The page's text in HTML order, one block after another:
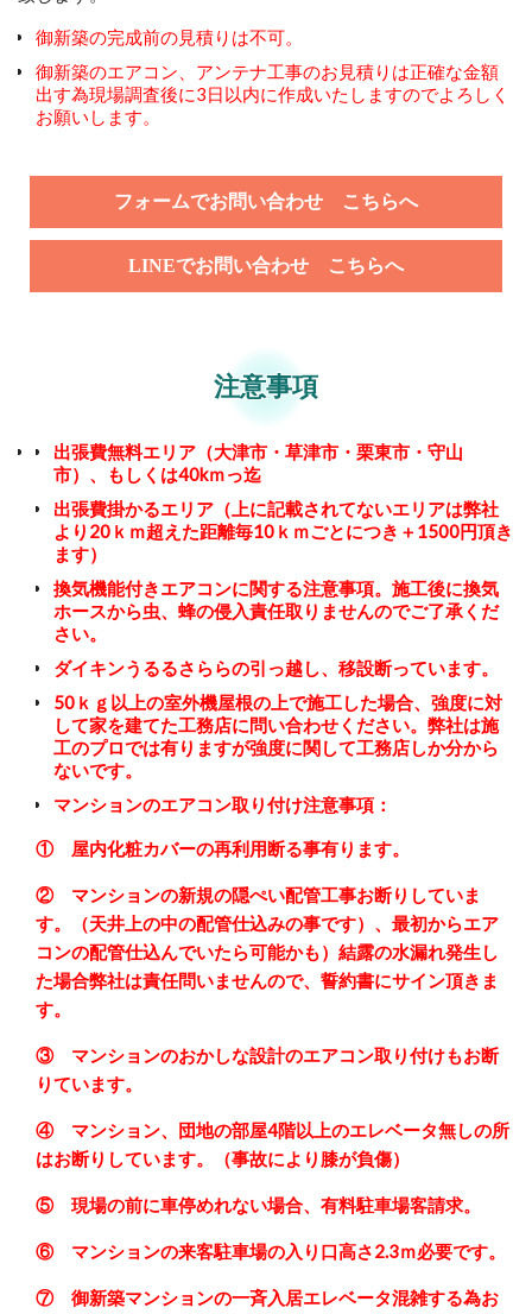
​御新築の完成前の見積りは不可。
御新築のエアコン、アンテナ工事のお見積りは正確な金額
出す為現場調査後に3日以内に作成いたしますのでよろしく
お願いします。
フォームでお問い合わせ こちらへ
LINEでお問い合わせ こちらへ
注意事項
出張費無料エリア（大津市・草津市・栗東市・守山
市）、もしくは40kｍっ迄
出張費掛かるエリア（上に記載されてないエリアは弊社
より20ｋｍ超えた距離毎10ｋｍごとにつき＋1500円頂き
ます）
換気機能付きエアコンに関する注意事項。施工後に換気
ホースから虫、蜂の侵入責任取りませんのでご了承くだ
さい。
ダイキンうるるさららの引っ越し、移設断っています。
50ｋｇ以上の室外機屋根の上で施工した場合、強度に対
して家を建てた工務店に問い合わせください。弊社は施
工のプロでは有りますが強度に関して工務店しか分から
ないです。
マンションのエアコン取り付け注意事項：
① 屋内化粧カバーの再利用断る事有ります。
② マンションの新規の隠ぺい配管工事お断りしていま
す。（天井上の中の配管仕込みの事です）、最初からエア
コンの配管仕込んでいたら可能かも）結露の水漏れ発生し
た場合弊社は責任問いませんので、誓約書にサイン頂きま
す。
③ マンションのおかしな設計のエアコン取り付けもお断
りています。
④ マンション、団地の部屋4階以上のエレベータ無しの所
はお断りしています。（事故により膝が負傷）
⑤ 現場の前に車停めれない場合、有料駐車場客請求。
⑥ マンションの来客駐車場の入り口高さ2.3ｍ必要です。
⑦ 御新築マンションの一斉入居エレベータ混雑する為お